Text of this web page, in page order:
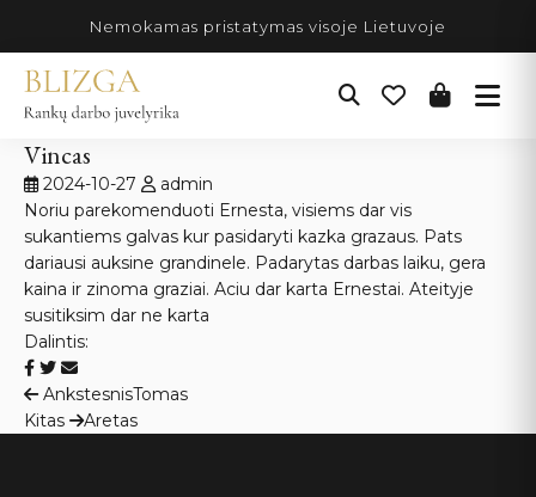
turinio
Nemokamas pristatymas visoje Lietuvoje
Vincas
2024-10-27
admin
Noriu parekomenduoti Ernesta, visiems dar vis
sukantiems galvas kur pasidaryti kazka grazaus. Pats
dariausi auksine grandinele. Padarytas darbas laiku, gera
kaina ir zinoma graziai. Aciu dar karta Ernestai. Ateityje
susitiksim dar ne karta
Dalintis:
Navigacija
tarp
AnkstesnisTomas
Kitas
Aretas